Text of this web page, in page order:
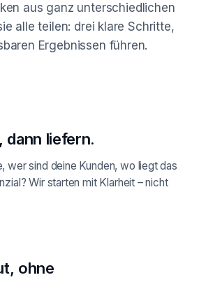
aus ganz unterschiedlichen
alle teilen: drei klare Schritte,
Ergebnissen führen.
dann liefern.
wer sind deine Kunden, wo liegt das
Wir starten mit Klarheit – nicht
ohne